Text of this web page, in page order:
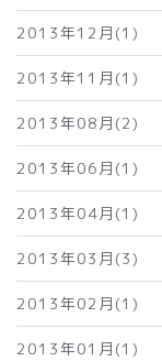
2013年12月(1)
2013年11月(1)
2013年08月(2)
2013年06月(1)
2013年04月(1)
2013年03月(3)
2013年02月(1)
2013年01月(1)